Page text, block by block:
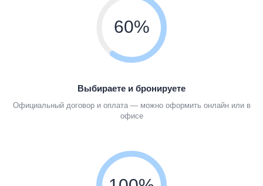
60%
Выбираете и бронируете
Официальный договор и оплата — можно оформить онлайн или в
офисе